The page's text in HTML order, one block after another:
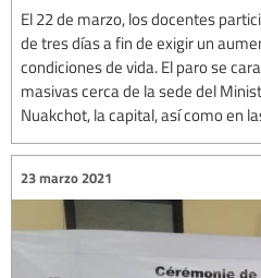
El 22 de marzo, los docentes
de tres días a fin de exigir un
condiciones de vida. El paro se
masivas cerca de la sede del
Nuakchot, la capital, así como en
23 marzo 2021